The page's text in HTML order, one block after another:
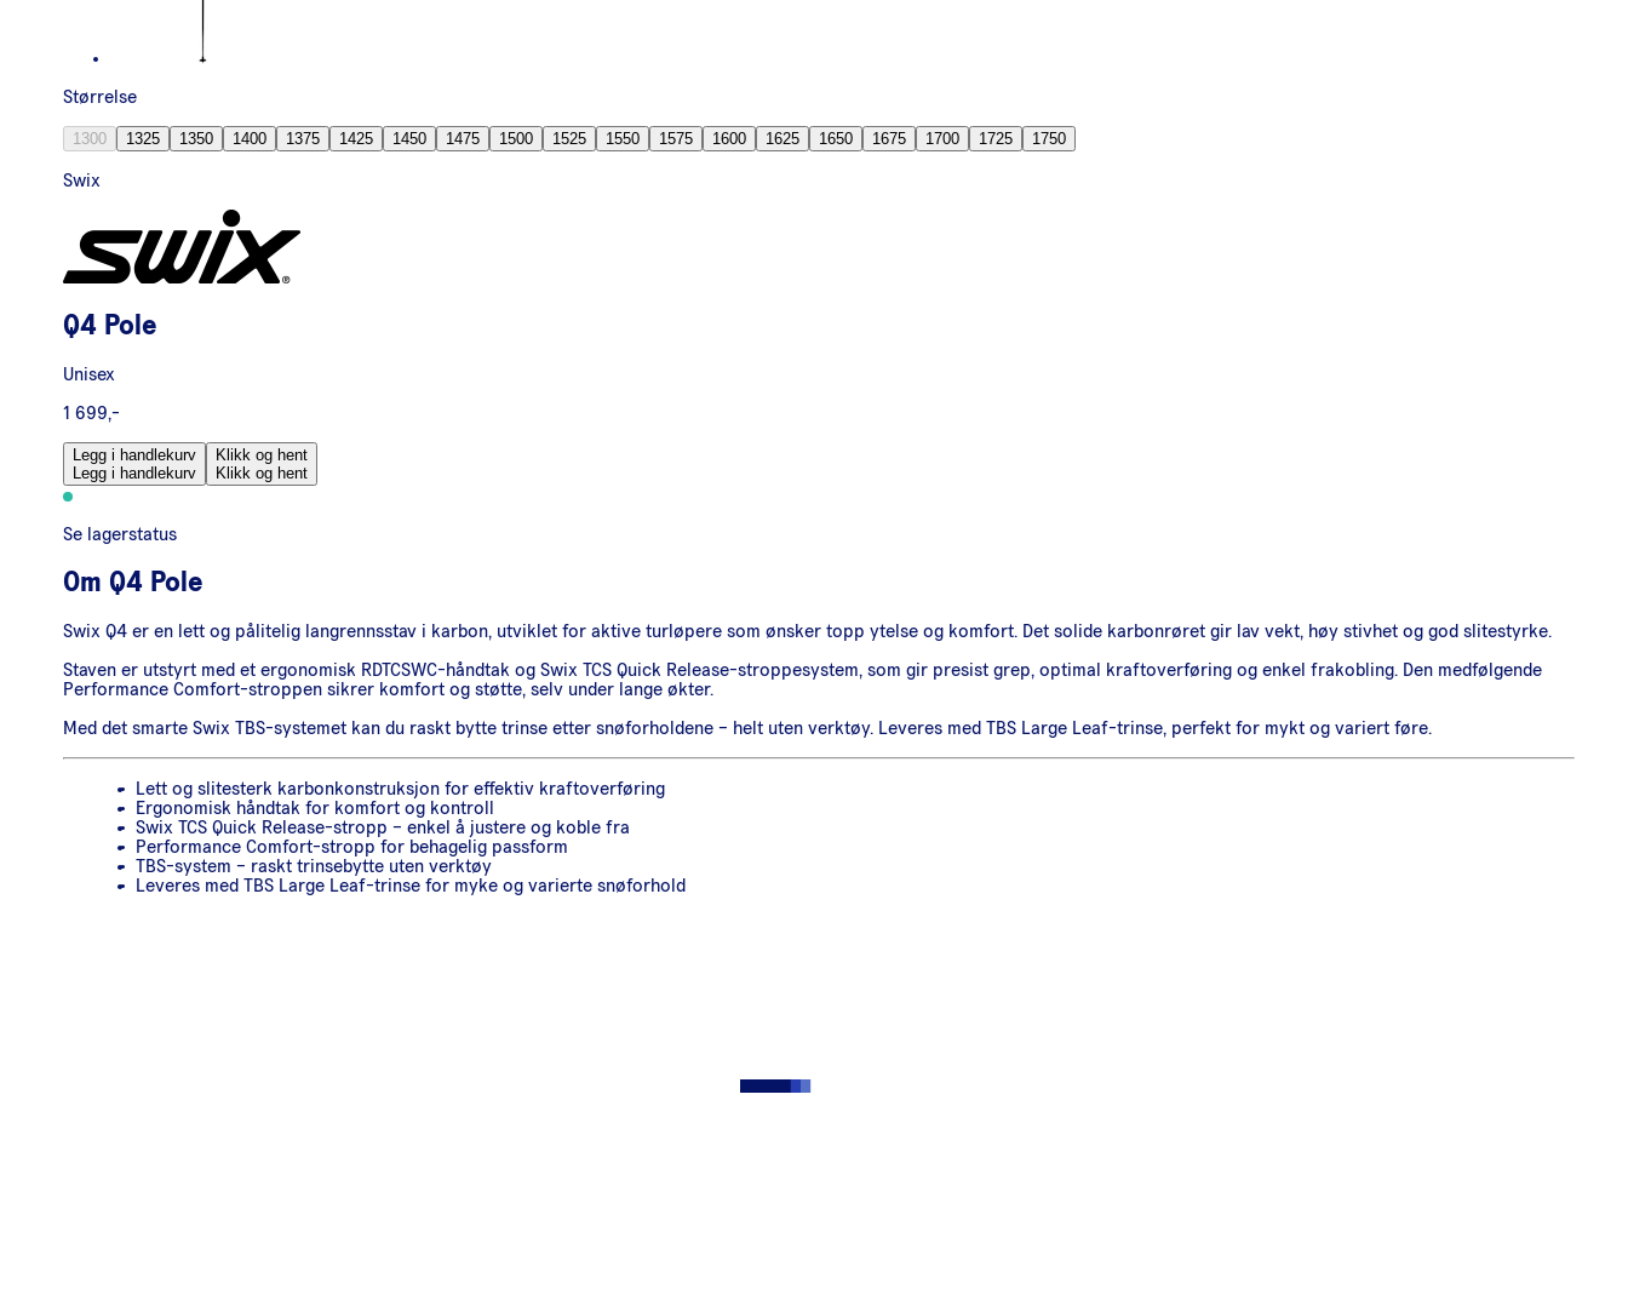
Størrelse
1300 1325 1350 1400 1375 1425 1450 1475 1500 1525 1550 1575 1600 1625 1650 1675 1700 1725 1750
Swix
Q4 Pole
Unisex
1 699,-
Legg i handlekurv
Legg i handlekurv
Klikk og hent
Klikk og hent
Se lagerstatus
Om Q4 Pole
Swix Q4 er en lett og pålitelig langrennsstav i karbon, utviklet for aktive turløpere som ønsker topp ytelse og komfort. Det solide karbonrøret gir lav vekt, høy stivhet og god slitestyrke.
Staven er utstyrt med et ergonomisk RDTCSWC-håndtak og Swix TCS Quick Release-stroppesystem, som gir presist grep, optimal kraftoverføring og enkel frakobling. Den medfølgende
Performance Comfort-stroppen sikrer komfort og støtte, selv under lange økter.
Med det smarte Swix TBS-systemet kan du raskt bytte trinse etter snøforholdene – helt uten verktøy. Leveres med TBS Large Leaf-trinse, perfekt for mykt og variert føre.
Lett og slitesterk karbonkonstruksjon for effektiv kraftoverføring
Ergonomisk håndtak for komfort og kontroll
Swix TCS Quick Release-stropp – enkel å justere og koble fra
Performance Comfort-stropp for behagelig passform
TBS-system – raskt trinsebytte uten verktøy
Leveres med TBS Large Leaf-trinse for myke og varierte snøforhold